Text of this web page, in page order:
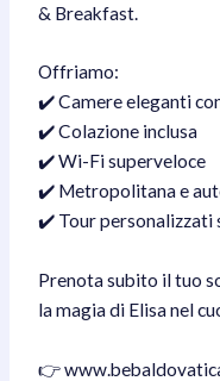
& Breakfast.
Offriamo:
✔️ Camere eleganti
✔️ Colazione inclusa
✔️ Wi-Fi superveloce
✔️ Metropolitana e
✔️ Tour personalizzati
Prenota subito il tuo
la magia di Elisa nel
👉